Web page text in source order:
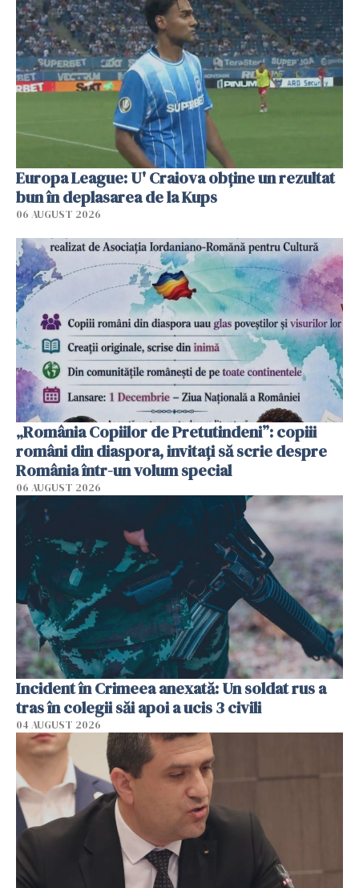
Europa League: U' Craiova obține un rezultat
bun în deplasarea de la Kups
06 AUGUST 2026
„România Copiilor de Pretutindeni”: copiii
români din diaspora, invitați să scrie despre
România într-un volum special
06 AUGUST 2026
Incident în Crimeea anexată: Un soldat rus a
tras în colegii săi apoi a ucis 3 civili
04 AUGUST 2026